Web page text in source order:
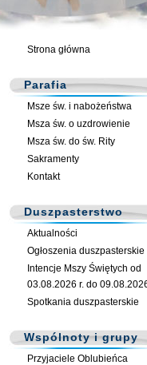
Strona główna
Parafia
Msze św. i nabożeństwa
Msza św. o uzdrowienie
Msza św. do św. Rity
Sakramenty
Kontakt
Duszpasterstwo
Aktualności
Ogłoszenia duszpasterskie
Intencje Mszy Świętych od
03.08.2026 r. do
Spotkania duszpasterskie
Wspólnoty i grupy
Przyjaciele Oblubieńca